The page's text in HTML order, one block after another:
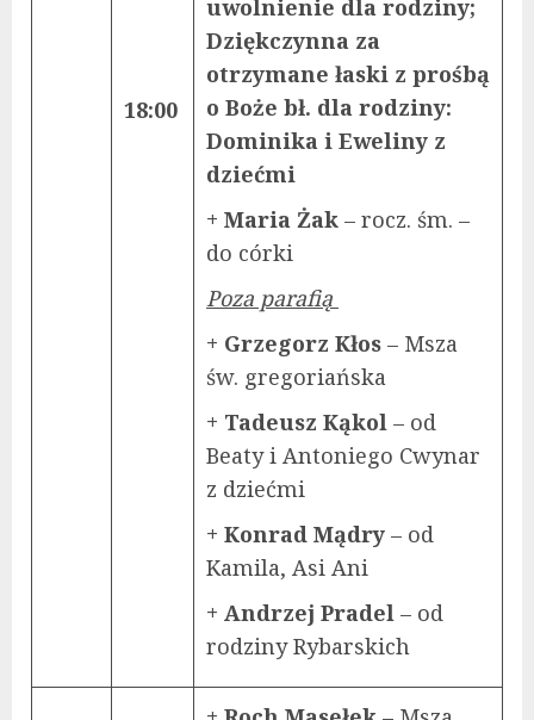
18:00
uwolnienie dla rodziny;
Dziękczynna za
otrzymane łaski z prośbą
o Boże bł. dla rodziny:
Dominika i Eweliny z
dziećmi
+ Maria Żak – rocz. śm. –
do córki
Poza parafią
+ Grzegorz Kłos – Msza
św. gregoriańska
+ Tadeusz Kąkol – od
Beaty i Antoniego Cwynar
z dziećmi
+ Konrad Mądry – od
Kamila, Asi Ani
+ Andrzej Pradel – od
rodziny Rybarskich